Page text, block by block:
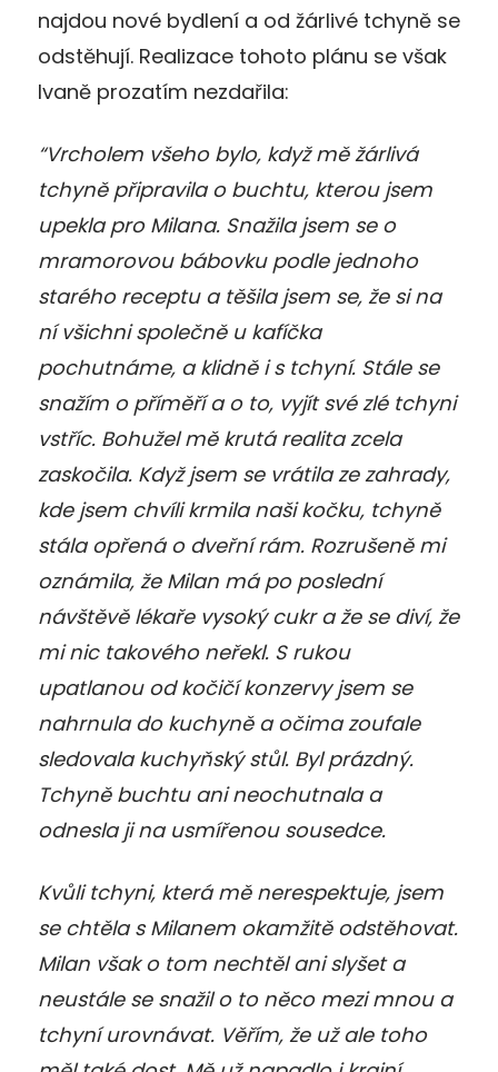
najdou nové bydlení a od žárlivé tchyně se
odstěhují. Realizace tohoto plánu se však
Ivaně prozatím nezdařila:
“Vrcholem všeho bylo, když mě žárlivá
tchyně připravila o buchtu, kterou jsem
upekla pro Milana. Snažila jsem se o
mramorovou bábovku podle jednoho
starého receptu a těšila jsem se, že si na
ní všichni společně u kafíčka
pochutnáme, a klidně i s tchyní. Stále se
snažím o příměří a o to, vyjít své zlé tchyni
vstříc. Bohužel mě krutá realita zcela
zaskočila. Když jsem se vrátila ze zahrady,
kde jsem chvíli krmila naši kočku, tchyně
stála opřená o dveřní rám. Rozrušeně mi
oznámila, že Milan má po poslední
návštěvě lékaře vysoký cukr a že se diví, že
mi nic takového neřekl. S rukou
upatlanou od kočičí konzervy jsem se
nahrnula do kuchyně a očima zoufale
sledovala kuchyňský stůl. Byl prázdný.
Tchyně buchtu ani neochutnala a
odnesla ji na usmířenou sousedce.
Kvůli tchyni, která mě nerespektuje, jsem
se chtěla s Milanem okamžitě odstěhovat.
Milan však o tom nechtěl ani slyšet a
neustále se snažil o to něco mezi mnou a
tchyní urovnávat. Věřím, že už ale toho